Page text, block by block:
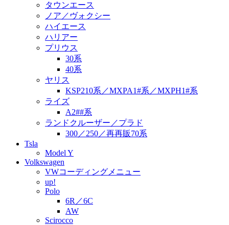
タウンエース
ノア／ヴォクシー
ハイエース
ハリアー
プリウス
30系
40系
ヤリス
KSP210系／MXPA1#系／MXPH1#系
ライズ
A2##系
ランドクルーザー／プラド
300／250／再再販70系
Tsla
Model Y
Volkswagen
VWコーディングメニュー
up!
Polo
6R／6C
AW
Scirocco